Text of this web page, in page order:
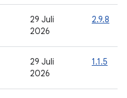
29 Juli
2026
2.9.8
29 Juli
2026
1.1.5